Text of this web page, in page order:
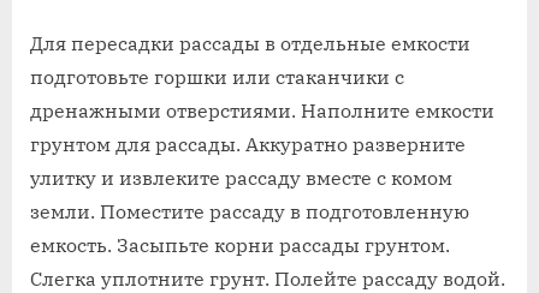
Для пересадки рассады в отдельные емкости
подготовьте горшки или стаканчики с
дренажными отверстиями. Наполните емкости
грунтом для рассады. Аккуратно разверните
улитку и извлеките рассаду вместе с комом
земли. Поместите рассаду в подготовленную
емкость. Засыпьте корни рассады грунтом.
Слегка уплотните грунт. Полейте рассаду водой.